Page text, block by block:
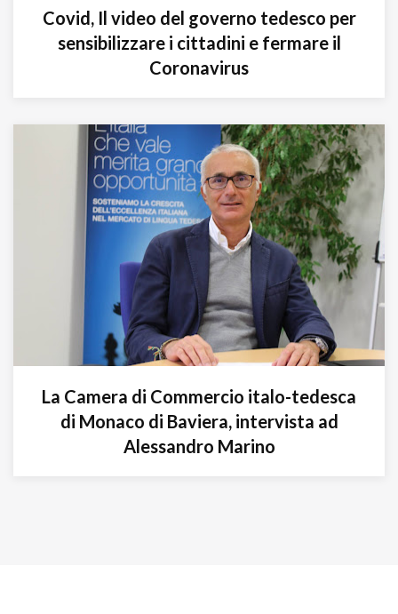
Covid, Il video del governo tedesco per
sensibilizzare i cittadini e fermare il
Coronavirus
La Camera di Commercio italo-tedesca
di Monaco di Baviera, intervista ad
Alessandro Marino